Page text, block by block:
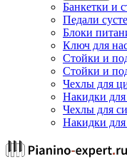
Банкетки и
Педали
Блоки
Ключ для
Стойки и
Стойки и
Чехлы для
Накидки
Чехлы для
Накидки для